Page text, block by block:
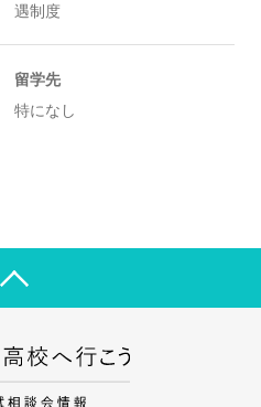
遇制度
留学先
特になし